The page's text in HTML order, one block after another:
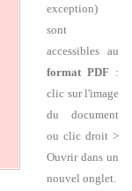
exception)
sont
accessibles au
format PDF :
clic sur l'image
du document
ou clic droit >
Ouvrir dans un
nouvel onglet.